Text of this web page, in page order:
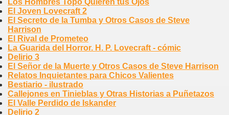
El Joven Lovecraft 2
El Secreto de la Tumba y Otros Casos de Steve
Harrison
El Rival de Prometeo
La Guarida del Horror. H. P. Lovecraft - cómic
Delirio 3
El Señor de la Muerte y Otros Casos de Steve Harrison
Relatos Inquietantes para Chicos Valientes
Bestiario - ilustrado
Callejones en Tinieblas y Otras Historias a Puñetazos
El Valle Perdido de Iskander
Delirio 2